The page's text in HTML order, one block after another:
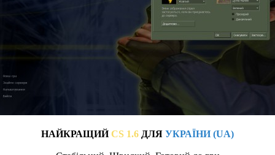
НАЙКРАЩИЙCS 1.6 ДЛЯ УКРАЇНИ (UA)